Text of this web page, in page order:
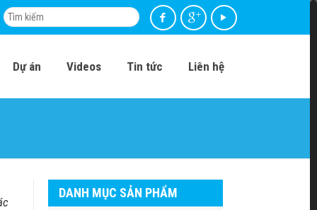
Dự án Videos Tin tức Liên hệ
DANH MỤC SẢN PHẨM